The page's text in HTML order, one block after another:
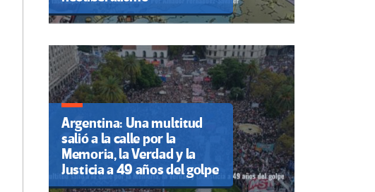
Argentina: Una multitud
salió a la calle por la
Memoria, la Verdad y la
Justicia a 49 años del golpe